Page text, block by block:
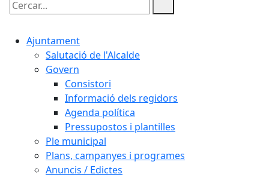
Cercar:
Ajuntament
Salutació de l'Alcalde
Govern
Consistori
Informació dels regidors
Agenda política
Pressupostos i plantilles
Ple municipal
Plans, campanyes i programes
Anuncis / Edictes